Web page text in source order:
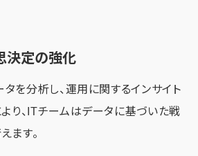
決定の強化
を分析し、運用に関するインサイト
り、ITチームはデータに基づいた戦
ます。